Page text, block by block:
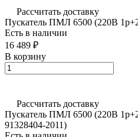
Рассчитать доставку
Пускатель ПМЛ 6500 (220В
Есть в наличии
16 489 ₽
В корзину
Рассчитать доставку
Пускатель ПМЛ 6500 (220В
91328404-2011)